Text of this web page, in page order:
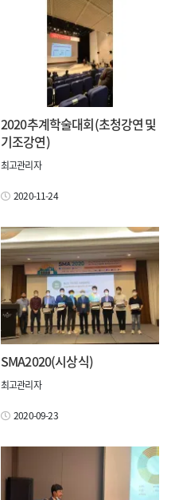
2020추계학술대회(초청강연 및
기조강연)
최고관리자
2020-11-24
SMA2020(시상식)
최고관리자
2020-09-23